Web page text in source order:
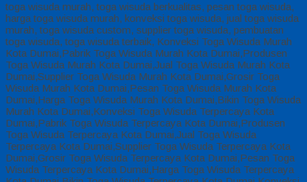
toga wisuda murah, toga wisuda berkualitas, pesan toga wisuda,
harga toga wisuda murah, konveksi toga wisuda, jual toga wisuda
murah, toga wisuda custom, supplier toga wisuda, pembuatan
toga wisuda, toga wisuda terbaik, Konveksi Toga Wisuda Murah
Kota Dumai,Pabrik Toga Wisuda Murah Kota Dumai,Produsen
Toga Wisuda Murah Kota Dumai,Jual Toga Wisuda Murah Kota
Dumai,Supplier Toga Wisuda Murah Kota Dumai,Grosir Toga
Wisuda Murah Kota Dumai,Pesan Toga Wisuda Murah Kota
Dumai,Harga Toga Wisuda Murah Kota Dumai,Bikin Toga Wisuda
Murah Kota Dumai,Konveksi Toga Wisuda Terpercaya Kota
Dumai,Pabrik Toga Wisuda Terpercaya Kota Dumai,Produsen
Toga Wisuda Terpercaya Kota Dumai,Jual Toga Wisuda
Terpercaya Kota Dumai,Supplier Toga Wisuda Terpercaya Kota
Dumai,Grosir Toga Wisuda Terpercaya Kota Dumai,Pesan Toga
Wisuda Terpercaya Kota Dumai,Harga Toga Wisuda Terpercaya